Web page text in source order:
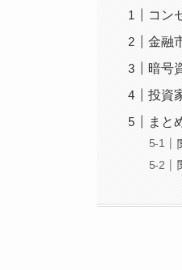
コン
金融
暗号
投資
まと